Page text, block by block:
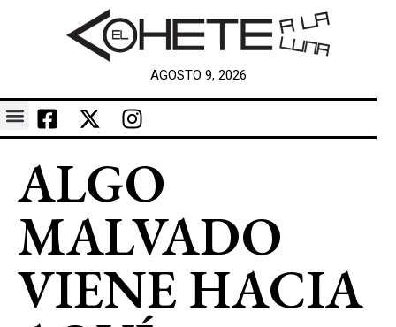
AGOSTO 9, 2026
ALGO
MALVADO
VIENE HACIA